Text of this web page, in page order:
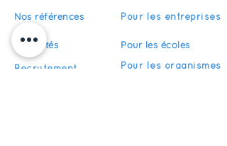
Nos références
Actualités
Recrutement
Pour les entreprises
Pour les écoles
Pour les organismes